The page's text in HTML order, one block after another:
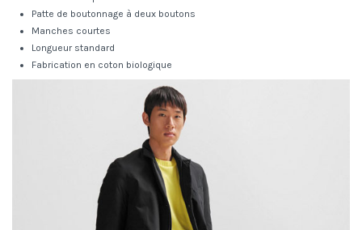
Patte de boutonnage à deux boutons
Manches courtes
Longueur standard
Fabrication en coton biologique